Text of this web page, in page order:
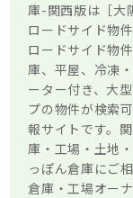
庫-関西版は［大
ロードサイド物
ロードサイド物
庫、平屋、冷凍
ーター付き、大
プの物件が検索
報サイトです。
庫・工場・土地
っぽん倉庫にご
倉庫・工場オー